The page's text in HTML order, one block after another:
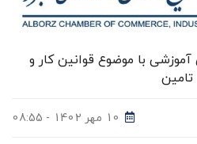
آموزشی با موضوع قوانین کار و
تامین
10 مهر 1402 - 08:55